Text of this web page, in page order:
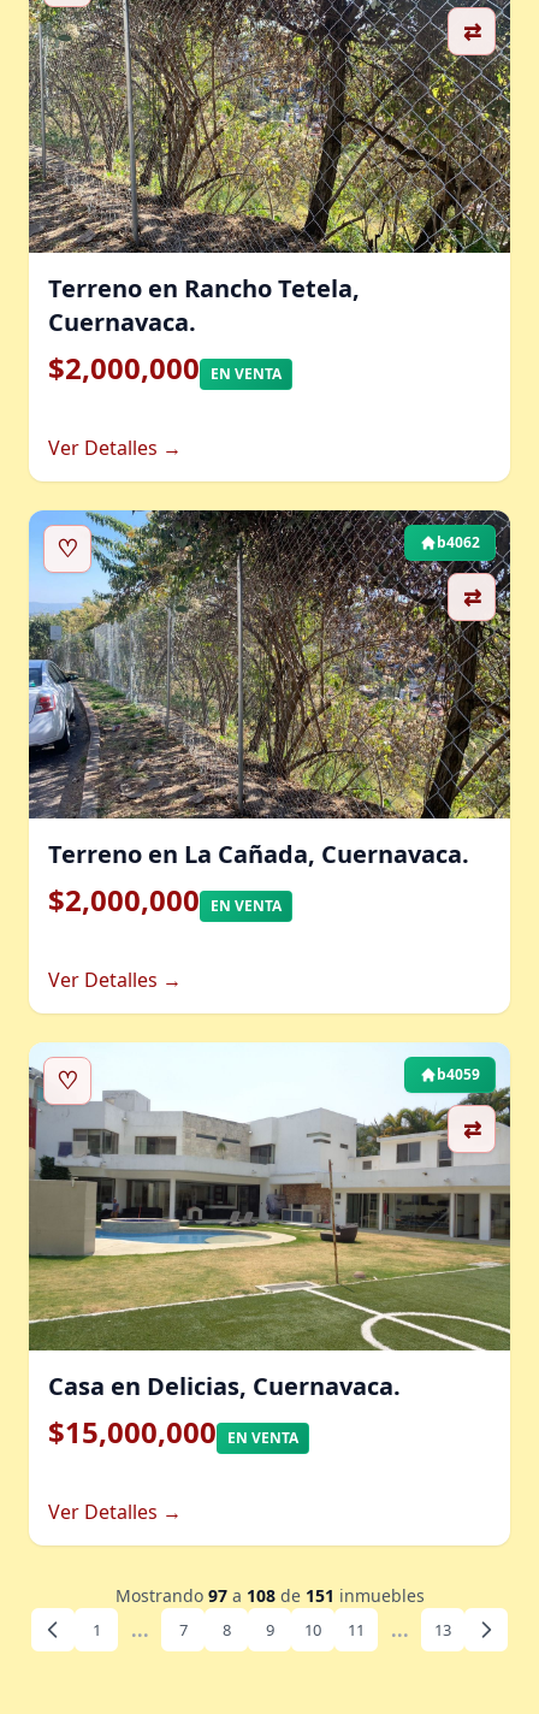
⇄
Terreno en Rancho Tetela,
Cuernavaca.
$2,000,000 EN VENTA
Ver Detalles →
♡
⇄
b4062
Terreno en La Cañada, Cuernavaca.
$2,000,000 EN VENTA
Ver Detalles →
♡
⇄
b4059
Casa en Delicias, Cuernavaca.
$15,000,000 EN VENTA
Ver Detalles →
Mostrando 97a 108de 151 inmuebles
1 ... 7 8 9 10 11 ... 13